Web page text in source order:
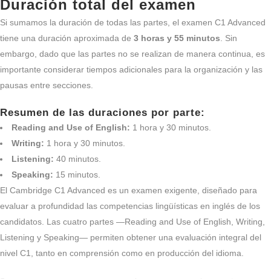
Duración total del examen
Si sumamos la duración de todas las partes, el examen C1 Advanced
tiene una duración aproximada de 3 horas y 55 minutos . Sin
embargo, dado que las partes no se realizan de manera continua, es
importante considerar tiempos adicionales para la organización y las
pausas entre secciones.
Resumen de las duraciones por parte:
Reading and Use of English: 1 hora y 30 minutos.
Writing: 1 hora y 30 minutos.
Listening: 40 minutos.
Speaking: 15 minutos.
El Cambridge C1 Advanced es un examen exigente, diseñado para
evaluar a profundidad las competencias lingüísticas en inglés de los
candidatos. Las cuatro partes —Reading and Use of English, Writing,
Listening y Speaking— permiten obtener una evaluación integral del
nivel C1, tanto en comprensión como en producción del idioma.